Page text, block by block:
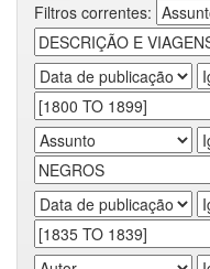
Filtros correntes: